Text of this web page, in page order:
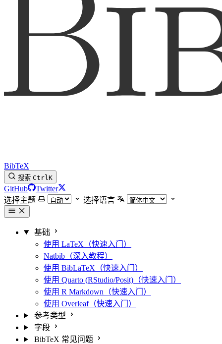
BibTeX
搜索 CtrlK
GitHub
Twitter
选择主题
选择语言
基础
使用 LaTeX（快速入门）
Natbib（深入教程）
使用 BibLaTeX（快速入门）
使用 Quarto (RStudio/Posit)（快速入门）
使用 R Markdown（快速入门）
使用 Overleaf（快速入门）
参考类型
字段
BibTeX 常见问题